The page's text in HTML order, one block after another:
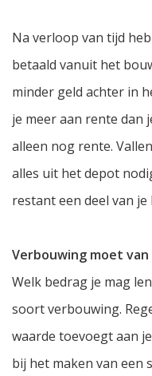
Na verloop van tijd
betaald vanuit het
minder geld achter in
je meer aan rente dan
alleen nog rente.
alles uit het depot
restant een deel van
Verbouwing moet
Welk bedrag je mag
soort verbouwing.
waarde toevoegt aan
bij het maken van een